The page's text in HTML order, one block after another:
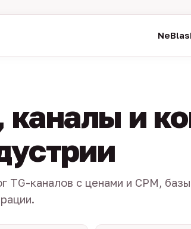
каналы и
TG-каналов с ценами и CPM, базы